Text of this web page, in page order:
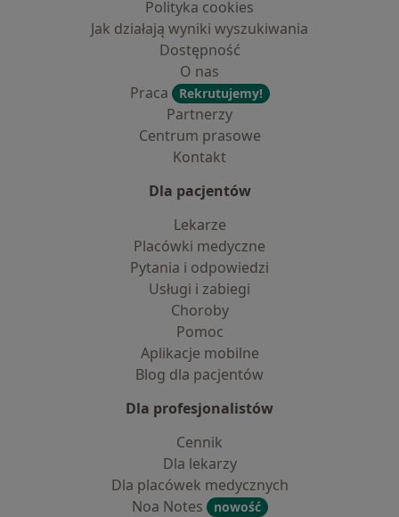
Polityka cookies
Jak działają wyniki wyszukiwania
Dostępność
O nas
Praca
Rekrutujemy!
Partnerzy
Centrum prasowe
Kontakt
Dla pacjentów
Lekarze
Placówki medyczne
Pytania i odpowiedzi
Usługi i zabiegi
Choroby
Pomoc
Aplikacje mobilne
Blog dla pacjentów
Dla profesjonalistów
Cennik
Dla lekarzy
Dla placówek medycznych
Noa Notes
nowość